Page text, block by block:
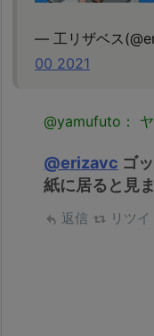
— 工リザベス️
00 2021
@yamufuto：
@erizavc ゴ
紙に居ると見
返信 リツイ